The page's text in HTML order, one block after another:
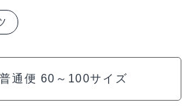
通便 60～100サイズ